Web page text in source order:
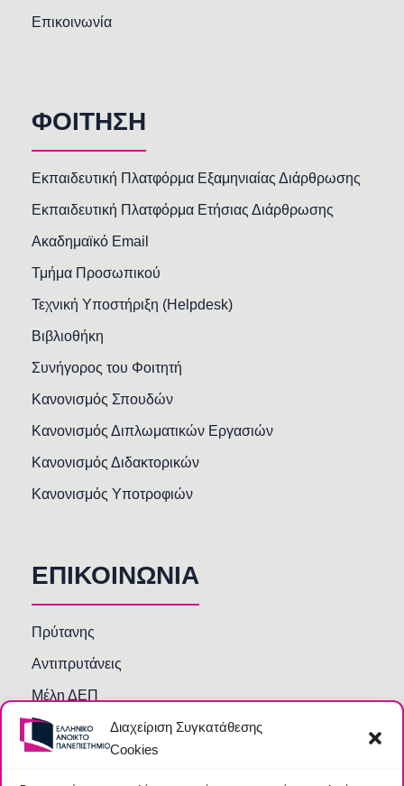
Διαχείριση Συγκατάθεσης
Cookies
Επικοινωνία
ΦΟΙΤΗΣΗ
Εκπαιδευτική Πλατφόρμα Εξαμηνιαίας Διάρθρωσης
Εκπαιδευτική Πλατφόρμα Ετήσιας Διάρθρωσης
Ακαδημαϊκό Email
Τμήμα Προσωπικού
Τεχνική Υποστήριξη (Helpdesk)
Βιβλιοθήκη
Συνήγορος του Φοιτητή
Κανονισμός Σπουδών
Κανονισμός Διπλωματικών Εργασιών
Κανονισμός Διδακτορικών
Κανονισμός Υποτροφιών
ΕΠΙΚΟΙΝΩΝΙΑ
Πρύτανης
Αντιπρυτάνεις
Μέλη ΔΕΠ
Τμήματα και Υπηρεσίες
Γραμματείες Κοσμητειών Σχολών